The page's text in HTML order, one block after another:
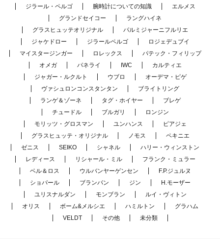
ジラール・ペルゴ
腕時計についての知識
エルメス
グランドセイコー
ラングハイネ
グラスヒュッテオリジナル
パルミジャーニフルリエ
ジャケドロー
ジラールペルゴ
ロジェデュブイ
マイスタージンガー
ロレックス
パテック・フィリップ
オメガ
パネライ IWC
カルティエ
ジャガー・ルクルト
ウブロ
オーデマ・ピゲ
ヴァシュロンコンスタンタン
ブライトリング
ランゲ＆ゾーネ
タグ・ホイヤー
ブレゲ
チュードル
ブルガリ
ロンジン
モリッツ・グロスマン
ユンハンス
ピアジェ
グラスヒュッテ・オリジナル
ノモス
ペキニエ
ゼニス
SEIKO シャネル
ハリー・ウィンストン
レディース
リシャール・ミル
フランク・ミュラー
ベル＆ロス
ウルバンヤーゲンセン
F.P.ジュルヌ
ショパール
ブランパン ジン
H.モーザー
ユリスナルダン
モンブラン
ルイ・ヴィトン
オリス
ボーム&メルシエ ハミルトン
グラハム
VELDT
その他 未分類